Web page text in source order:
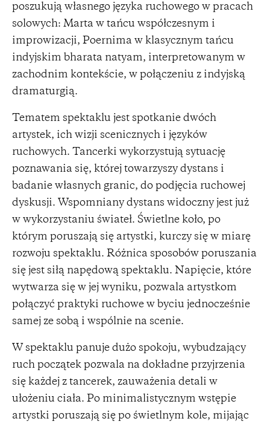
poszukują własnego języka ruchowego w pracach
solowych: Marta w tańcu współczesnym i
improwizacji, Poernima w klasycznym tańcu
indyjskim bharata natyam, interpretowanym w
zachodnim kontekście, w połączeniu z indyjską
dramaturgią.
Tematem spektaklu jest spotkanie dwóch
artystek, ich wizji scenicznych i języków
ruchowych. Tancerki wykorzystują sytuację
poznawania się, której towarzyszy dystans i
badanie własnych granic, do podjęcia ruchowej
dyskusji. Wspomniany dystans widoczny jest już
w wykorzystaniu świateł. Świetlne koło, po
którym poruszają się artystki, kurczy się w miarę
rozwoju spektaklu. Różnica sposobów poruszania
się jest siłą napędową spektaklu. Napięcie, które
wytwarza się w jej wyniku, pozwala artystkom
połączyć praktyki ruchowe w byciu jednocześnie
samej ze sobą i wspólnie na scenie.
W spektaklu panuje dużo spokoju, wybudzający
ruch początek pozwala na dokładne przyjrzenia
się każdej z tancerek, zauważenia detali w
ułożeniu ciała. Po minimalistycznym wstępie
artystki poruszają się po świetlnym kole, mijając